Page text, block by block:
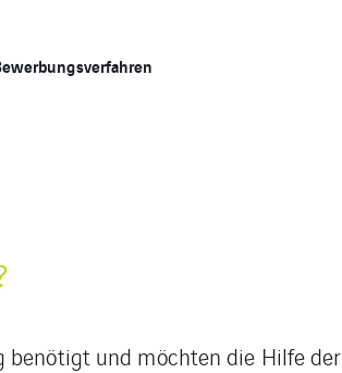
benötigt und möchten die Hilfe der